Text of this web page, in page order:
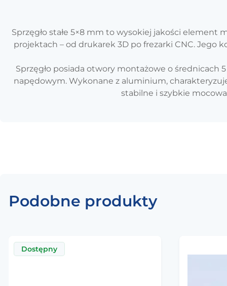
Sprzęgło stałe 5×8 mm to wysokiej jakości
projektach – od drukarek 3D po frezarki CNC.
Sprzęgło posiada otwory montażowe o średnicach
napędowym. Wykonane z aluminium,
stabilne i szybkie
Podobne produkty
Dostępny